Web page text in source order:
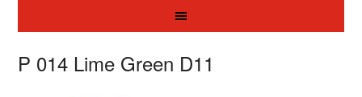
P 014 Lime Green D11